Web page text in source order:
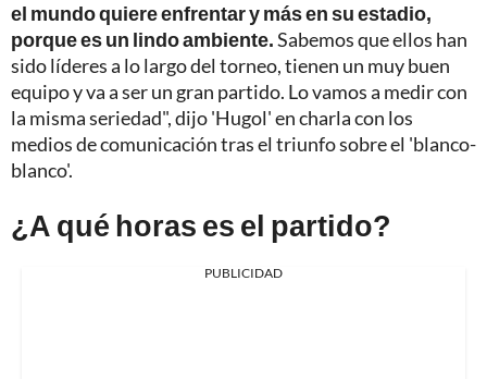
el mundo quiere enfrentar y más en su estadio,
porque es un lindo ambiente.Sabemos que ellos han
sido líderes a lo largo del torneo, tienen un muy buen
equipo y va a ser un gran partido. Lo vamos a medir con
la misma seriedad", dijo 'Hugol' en charla con los
medios de comunicación tras el triunfo sobre el 'blanco-
blanco'.
¿A qué horas es el partido?
PUBLICIDAD